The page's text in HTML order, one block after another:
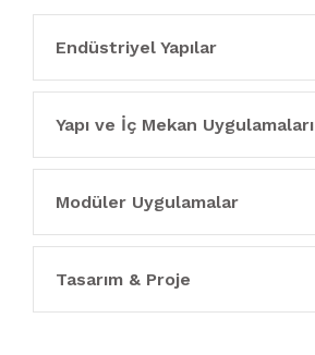
Endüstriyel Yapılar
Yapı ve İç Mekan Uygulamaları
Modüler Uygulamalar
Tasarım & Proje